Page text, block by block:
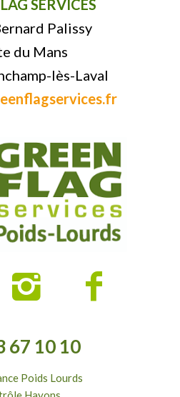
SERVICES
Palissy
du Mans
lès-Laval
67 10 10
Poids Lourds